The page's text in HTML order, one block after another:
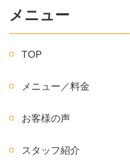
メニュー
TOP
メニュー／料金
お客様の声
スタッフ紹介